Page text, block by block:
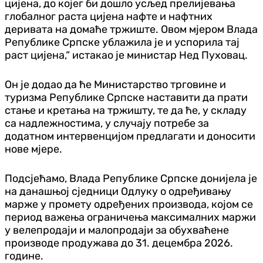
цијена, до којег би дошло усљед прелијевања
глобалног раста цијена нафте и нафтних
деривата на домаће тржиште. Овом мјером Влада
Републике Српске ублажила је и успорила тај
раст цијена,“ истакао је министар Нед Пуховац.
Он је додао да ће Министарство трговине и
туризма Републике Српске наставити да прати
стање и кретања на тржишту, те да ће, у складу
са надлежностима, у случају потребе за
додатном интервенцијом предлагати и доносити
нове мјере.
Подсјећамо, Влада Републике Српске донијела је
на данашњој сједници Одлуку о одређивању
марже у промету одређених производа, којом се
период важења ограничења максималних маржи
у велепродаји и малопродаји за обухваћене
производе продужава до 31. децембра 2026.
године.